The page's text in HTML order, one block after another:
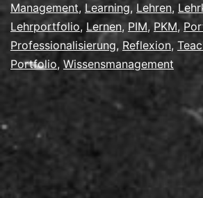
Management, Learning, Lehren,
Lehrportfolio, Lernen, PIM, PKM,
Professionalisierung, Reflexion,
Portfolio, Wissensmanagement